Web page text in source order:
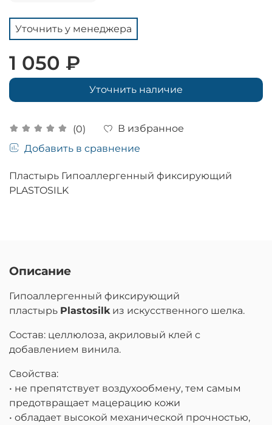
(0)
В избранное
Добавить в сравнение
Уточнить у менеджера
1 050 ₽
Уточнить наличие
Пластырь Гипоаллергенный фиксирующий
PLASTOSILK
Описание
Гипоаллергенный фиксирующий
пластырь Plastosilk из искусственного шелка.
Состав: целлюлоза, акриловый клей с
добавлением винила.
Свойства:
• не препятствует воздухообмену, тем самым
предотвращает мацерацию кожи
• обладает высокой механической прочностью,